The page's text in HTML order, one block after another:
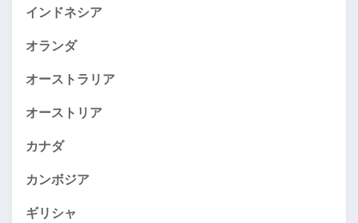
インドネシア
オランダ
オーストラリア
オーストリア
カナダ
カンボジア
ギリシャ